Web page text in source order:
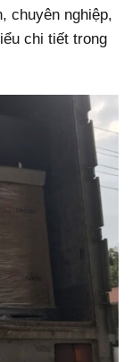
chuyên nghiệp,
chi tiết trong